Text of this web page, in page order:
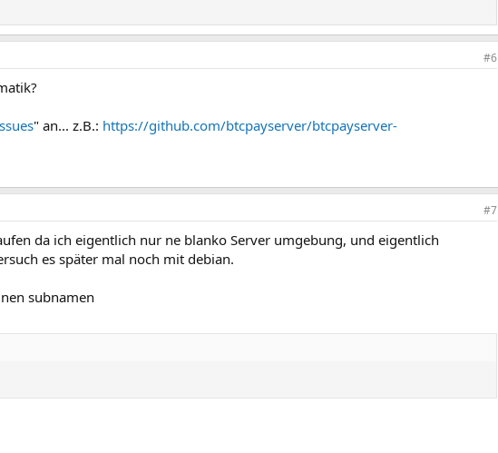
#6
" an... z.B.: https://github.com/btcpayserver/btcpayserver-
#7
da ich eigentlich nur ne blanko Server umgebung, und eigentlich
es später mal noch mit debian.
subnamen